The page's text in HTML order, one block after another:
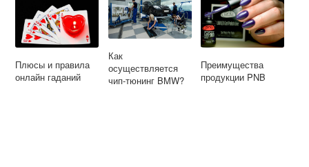
Плюсы и правила
онлайн гаданий
Как
осуществляется
чип-тюнинг BMW?
Преимущества
продукции PNB